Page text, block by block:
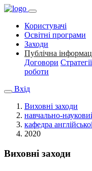
Користувачі
Освітні програми
Заходи
Публічна
Договори
роботи
Вхід
Виховні заходи
навчально-
кафедра
2020
Виховні заходи